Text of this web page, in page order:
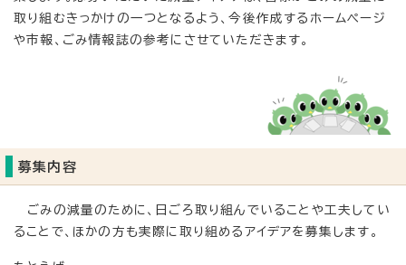
取り組むきっかけの一つとなるよう、今後作成するホームページ
や市報、ごみ情報誌の参考にさせていただきます。
募集内容
ごみの減量のために、日ごろ取り組んでいることや工夫してい
ることで、ほかの方も実際に取り組めるアイデアを募集します。